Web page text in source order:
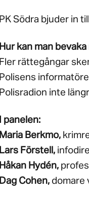
PK Södra bjuder in
Hur kan man
Fler rättegångar
Polisens
Polisradion inte
I panelen:
Maria Berkmo,
Lars Förstell,
Håkan Hydén,
Dag Cohen, domare